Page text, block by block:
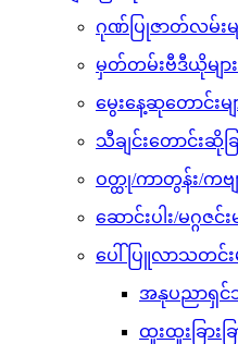
ဂုဏ်ပြုဇာတ်လမ်းမျ
မှတ်တမ်းဗီဒီယိုများ
မွေးနေ့ဆုတောင်းမျ
သီချင်းတောင်းဆိုခြ
ဝတ္ထု/ကာတွန်း/ကဗျာ
ဆောင်းပါး/မဂ္ဂဇင်းမ
ပေါ်ပြူလာသတင်းမ
အနုပညာရှင်
ထူးထူးခြားခ